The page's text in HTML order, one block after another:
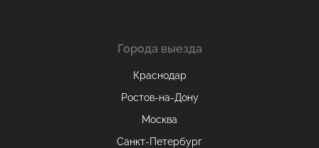
Города выезда
Краснодар
Ростов-на-Дону
Москва
Санкт-Петербург